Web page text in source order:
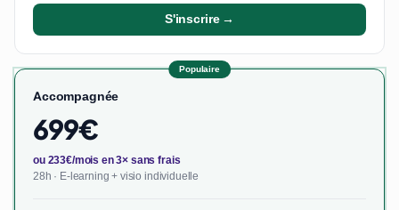
S'inscrire →
Populaire
Accompagnée
699€
ou 233€/mois en 3× sans frais
28h · E-learning + visio individuelle